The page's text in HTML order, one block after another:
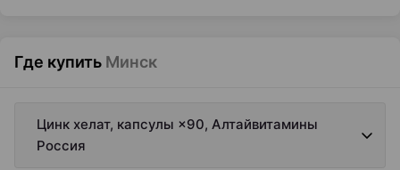
Где купить Минск
Цинк хелат, капсулы ×90, Алтайвитамины
Россия